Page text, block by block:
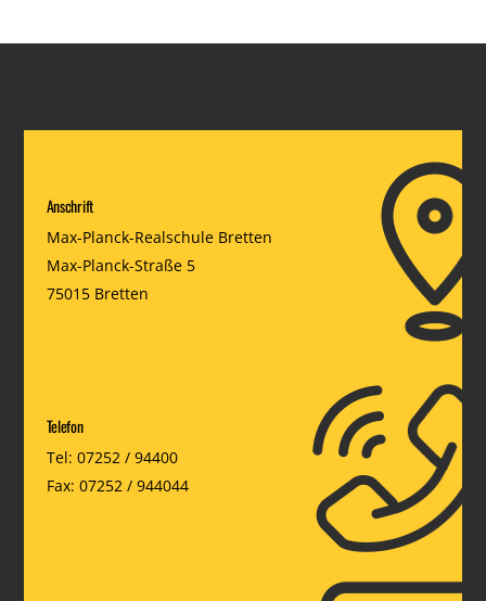
Anschrift
Max-Planck-Realschule Bretten
Max-Planck-Straße 5
75015 Bretten
Telefon
Tel: 07252 / 94400
Fax: 07252 / 944044